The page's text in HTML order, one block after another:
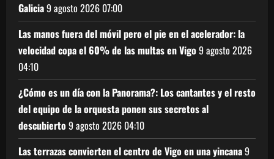
Galicia9 agosto 2026 07:00
Las manos fuera del móvil pero el pie en el acelerador: la
velocidad copa el 60% de las multas en Vigo9 agosto 2026
04:10
¿Cómo es un día con la Panorama?: Los cantantes y el resto
del equipo de la orquesta ponen sus secretos al
descubierto9 agosto 2026 04:10
Las terrazas convierten el centro de Vigo en una yincana9